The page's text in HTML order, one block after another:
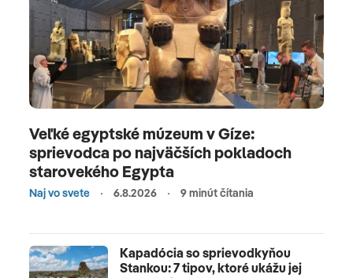
Veľké egyptské múzeum v Gíze:
sprievodca po najväčších pokladoch
starovekého Egypta
Naj vo svete 6.8.2026 9 minút čítania
Kapadócia so sprievodkyňou
Stankou: 7 tipov, ktoré ukážu jej